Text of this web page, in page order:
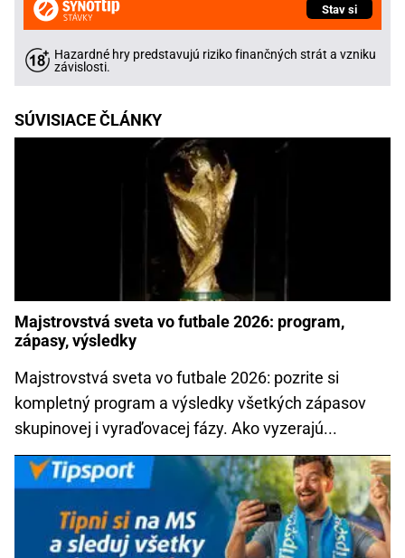
Stav si
Hazardné hry predstavujú riziko finančných strát a vzniku
závislosti.
SÚVISIACE ČLÁNKY
Majstrovstvá sveta vo futbale 2026: program,
zápasy, výsledky
Majstrovstvá sveta vo futbale 2026: pozrite si
kompletný program a výsledky všetkých zápasov
skupinovej i vyraďovacej fázy. Ako vyzerajú...